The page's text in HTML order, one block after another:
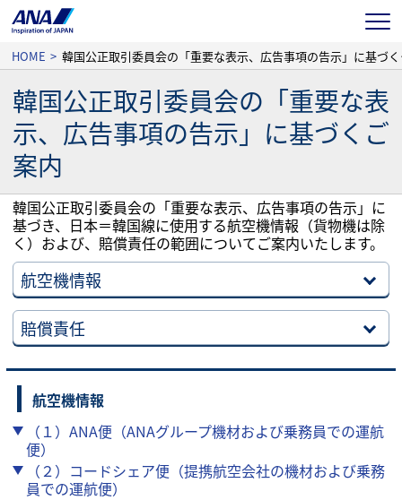
HOME > 韓国
韓国公正取引委員会の「重要な表
示、広告事項の告示」に基づくご
案内
韓国公正取引委員会の「重要な表示、広告事項の告示」に
基づき、日本＝韓国線に使用する航空機情報（貨物機は除
く）および、賠償責任の範囲についてご案内いたします。
航空機情報
賠償責任
航空機情報
（１）ANA便（ANAグループ機材および乗務員での運航
便）
（２）コードシェア便（提携航空会社の機材および乗務
員での運航便）